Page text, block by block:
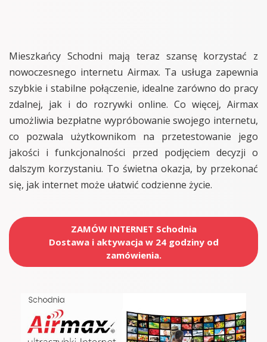
Mieszkańcy Schodni mają teraz szansę korzystać z
nowoczesnego internetu Airmax. Ta usługa zapewnia
szybkie i stabilne połączenie, idealne zarówno do pracy
zdalnej, jak i do rozrywki online. Co więcej, Airmax
umożliwia bezpłatne wypróbowanie swojego internetu,
co pozwala użytkownikom na przetestowanie jego
jakości i funkcjonalności przed podjęciem decyzji o
dalszym korzystaniu. To świetna okazja, by przekonać
się, jak internet może ułatwić codzienne życie.
ZAMÓW INTERNET Schodnia
Dostawa i aktywacja w 24 godziny od
zamówienia.